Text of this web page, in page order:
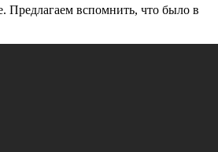
Предлагаем вспомнить, что было в